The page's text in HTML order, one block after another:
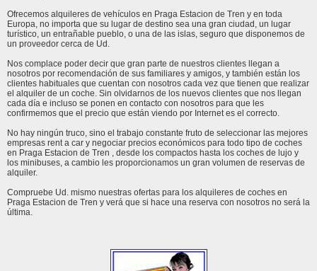
Ofrecemos alquileres de vehículos en Praga Estacion de Tren y en toda
Europa, no importa que su lugar de destino sea una gran ciudad, un lugar
turístico, un entrañable pueblo, o una de las islas, seguro que disponemos de
un proveedor cerca de Ud.
Nos complace poder decir que gran parte de nuestros clientes llegan a
nosotros por recomendación de sus familiares y amigos, y también están los
clientes habituales que cuentan con nosotros cada vez que tienen que realizar
el alquiler de un coche. Sin olvidarnos de los nuevos clientes que nos llegan
cada día e incluso se ponen en contacto con nosotros para que les
confirmemos que el precio que están viendo por Internet es el correcto.
No hay ningún truco, sino el trabajo constante fruto de seleccionar las mejores
empresas rent a car y negociar precios económicos para todo tipo de coches
en Praga Estacion de Tren , desde los compactos hasta los coches de lujo y
los minibuses, a cambio les proporcionamos un gran volumen de reservas de
alquiler.
Compruebe Ud. mismo nuestras ofertas para los alquileres de coches en
Praga Estacion de Tren y verá que si hace una reserva con nosotros no será la
última.